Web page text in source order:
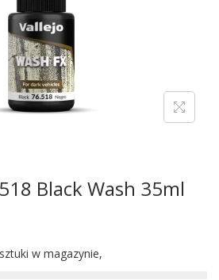
Black Wash 35ml
w magazynie,